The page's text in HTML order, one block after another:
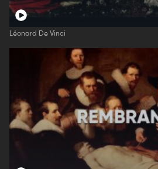
Léonard De Vinci